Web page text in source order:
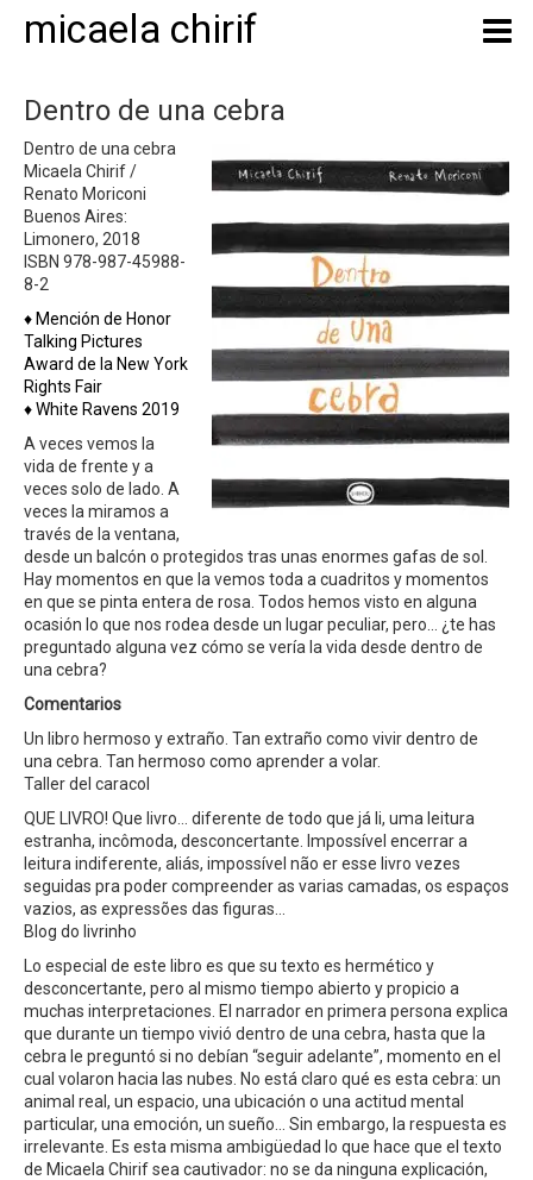
micaela chirif
Dentro de una cebra
Dentro de una cebra
Micaela Chirif /
Renato Moriconi
Buenos Aires:
Limonero, 2018
ISBN 978-987-45988-
8-2
♦ Mención de Honor
Talking Pictures
Award de la New York
Rights Fair
♦ White Ravens 2019
A veces vemos la
vida de frente y a
veces solo de lado. A
veces la miramos a
través de la ventana,
desde un balcón o protegidos tras unas enormes gafas de sol.
Hay momentos en que la vemos toda a cuadritos y momentos
en que se pinta entera de rosa. Todos hemos visto en alguna
ocasión lo que nos rodea desde un lugar peculiar, pero… ¿te has
preguntado alguna vez cómo se vería la vida desde dentro de
una cebra?
Comentarios
Un libro hermoso y extraño. Tan extraño como vivir dentro de
una cebra. Tan hermoso como aprender a volar.
Taller del caracol
QUE LIVRO! Que livro… diferente de todo que já li, uma leitura
estranha, incômoda, desconcertante. Impossível encerrar a
leitura indiferente, aliás, impossível não er esse livro vezes
seguidas pra poder compreender as varias camadas, os espaços
vazios, as expressões das figuras…
Blog do livrinho
Lo especial de este libro es que su texto es hermético y
desconcertante, pero al mismo tiempo abierto y propicio a
muchas interpretaciones. El narrador en primera persona explica
que durante un tiempo vivió dentro de una cebra, hasta que la
cebra le preguntó si no debían “seguir adelante”, momento en el
cual volaron hacia las nubes. No está claro qué es esta cebra: un
animal real, un espacio, una ubicación o una actitud mental
particular, una emoción, un sueño… Sin embargo, la respuesta es
irrelevante. Es esta misma ambigüedad lo que hace que el texto
de Micaela Chirif sea cautivador: no se da ninguna explicación,